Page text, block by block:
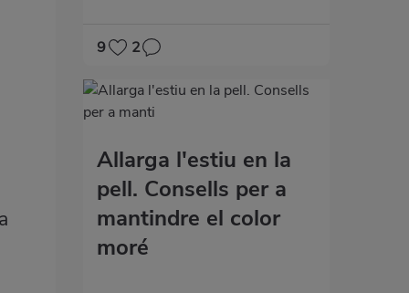
9 2
Allarga l'estiu en la
pell. Consells per a
mantindre el color
moré